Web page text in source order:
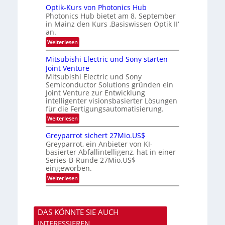
c
h
s
t
u
m
i
m
e
r
s
t
e
n
H
a
l
b
j
a
h
r
u
s
-
S
m
i
a
r
-
E
i
s
a
t
z
n
i
m
m
t
i
n
d
e
D
A
C
H
-
I
n
d
t
r
i
Optik-Kurs von Photonics Hub
Photonics Hub bietet am 8. September
in Mainz den Kurs ‚Basiswissen Optik II‘
an.
Weiterlesen:
O
p
t
i
k
-
K
u
r
s
v
o
n
P
h
o
t
o
n
i
u
b
Mitsubishi Electric und Sony starten
Joint Venture
Mitsubishi Electric und Sony
Semiconductor Solutions gründen ein
Joint Venture zur Entwicklung
intelligenter visionsbasierter Lösungen
für die Fertigungsautomatisierung.
Weiterlesen:
M
t
s
u
b
i
s
h
i
e
c
t
Greyparrot sichert 27Mio.US$
Greyparrot, ein Anbieter von KI-
basierter Abfallintelligenz, hat in einer
Series-B-Runde 27Mio.US$
eingeworben.
Weiterlesen:
G
y
p
a
DAS KÖNNTE SIE AUCH